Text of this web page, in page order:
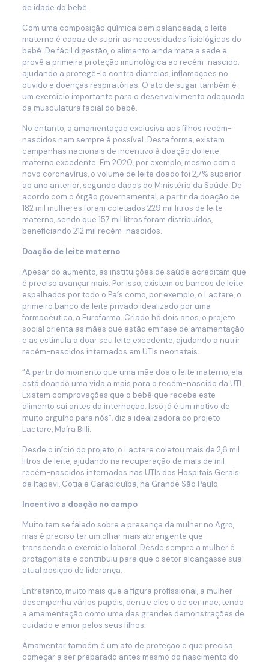
de idade do bebê.
Com uma composição química bem balanceada, o leite
materno é capaz de suprir as necessidades fisiológicas do
bebê. De fácil digestão, o alimento ainda mata a sede e
provê a primeira proteção imunológica ao recém-nascido,
ajudando a protegê-lo contra diarreias, inflamações no
ouvido e doenças respiratórias. O ato de sugar também é
um exercício importante para o desenvolvimento adequado
da musculatura facial do bebê.
No entanto, a amamentação exclusiva aos filhos recém-
nascidos nem sempre é possível. Desta forma, existem
campanhas nacionais de incentivo à doação do leite
materno excedente. Em 2020, por exemplo, mesmo com o
novo coronavírus, o volume de leite doado foi 2,7% superior
ao ano anterior, segundo dados do Ministério da Saúde. De
acordo com o órgão governamental, a partir da doação de
182 mil mulheres foram coletados 229 mil litros de leite
materno, sendo que 157 mil litros foram distribuídos,
beneficiando 212 mil recém-nascidos.
Doação de leite materno
Apesar do aumento, as instituições de saúde acreditam que
é preciso avançar mais. Por isso, existem os bancos de leite
espalhados por todo o País como, por exemplo, o Lactare, o
primeiro banco de leite privado idealizado por uma
farmacêutica, a Eurofarma. Criado há dois anos, o projeto
social orienta as mães que estão em fase de amamentação
e as estimula a doar seu leite excedente, ajudando a nutrir
recém-nascidos internados em UTIs neonatais.
“A partir do momento que uma mãe doa o leite materno, ela
está doando uma vida a mais para o recém-nascido da UTI.
Existem comprovações que o bebê que recebe este
alimento sai antes da internação. Isso já é um motivo de
muito orgulho para nós”, diz a idealizadora do projeto
Lactare, Maíra Billi.
Desde o início do projeto, o Lactare coletou mais de 2,6 mil
litros de leite, ajudando na recuperação de mais de mil
recém-nascidos internados nas UTIs dos Hospitais Gerais
de Itapevi, Cotia e Carapicuíba, na Grande São Paulo.
Incentivo a doação no campo
Muito tem se falado sobre a presença da mulher no Agro,
mas é preciso ter um olhar mais abrangente que
transcenda o exercício laboral. Desde sempre a mulher é
protagonista e contribuiu para que o setor alcançasse sua
atual posição de liderança.
Entretanto, muito mais que a figura profissional, a mulher
desempenha vários papéis, dentre eles o de ser mãe, tendo
a amamentação como uma das grandes demonstrações de
cuidado e amor pelos seus filhos.
Amamentar também é um ato de proteção e que precisa
começar a ser preparado antes mesmo do nascimento do